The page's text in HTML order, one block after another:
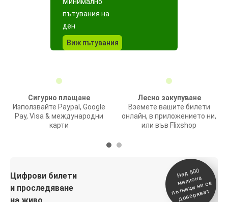
пътувания на
ден
Виж пътувания
Сигурно плащане
Използвайте Paypal, Google
Pay, Visa & международни
карти
Лесно закупуване
Вземете вашите билети
онлайн, в приложението ни,
или във Flixshop
Цифрови билети
и проследяване
На
д 500
милиона
п
ътници ни се
доверяват